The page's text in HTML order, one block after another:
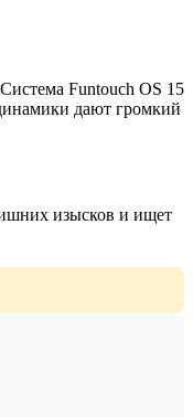
Funtouch OS 15
дают громкий
изысков и ищет